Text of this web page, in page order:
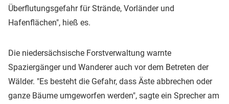
Überflutungsgefahr für Strände, Vorländer und
Hafenflächen", hieß es.
Die niedersächsische Forstverwaltung warnte
Spaziergänger und Wanderer auch vor dem Betreten der
Wälder. "Es besteht die Gefahr, dass Äste abbrechen oder
ganze Bäume umgeworfen werden", sagte ein Sprecher am